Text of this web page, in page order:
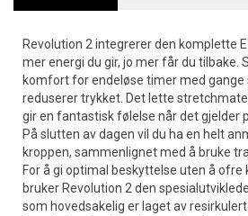
Revolution 2 integrerer den komplette
mer energi du gir, jo mer får du tilbake.
komfort for endeløse timer med gange
reduserer trykket. Det lette
gir en fantastisk følelse når det gjelder
På slutten av dagen vil du ha en helt
kroppen, sammenlignet med å bruke
For å gi optimal beskyttelse uten å
bruker Revolution 2 den
som hovedsakelig er laget av